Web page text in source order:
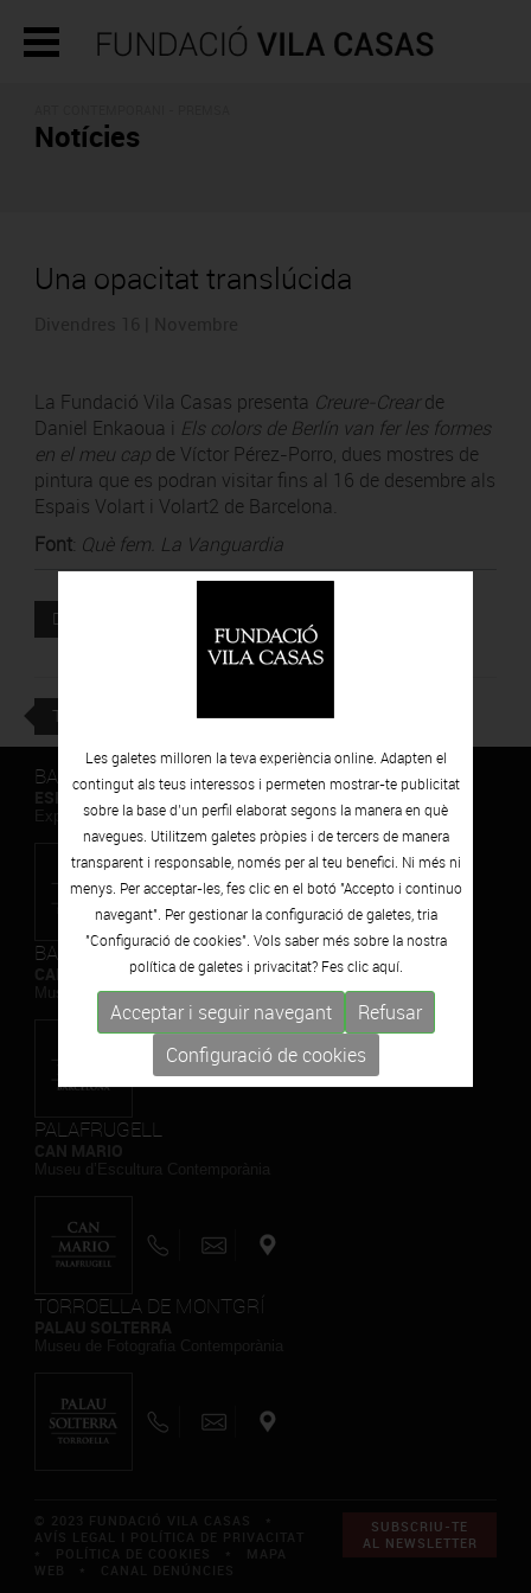
Notícies
Una opacitat translúcida
La Fundació Vila Casas presenta Creure-Crear de
Daniel Enkaoua i Els colors de Berlín van fer les formes
en el meu capde Víctor Pérez-Porro, dues mostres de
pintura que es podran visitar fins al 16 de desembre als
Espais Volart i Volart2 de Barcelona.
Font: Què fem. La Vanguardia
DESCARREGAR Document adjunt
TORNAR
BARCELONA
ESPAIS VOLART
Exposicions Temporals d'Art Contemporani
BARCELONA
CAN FRAMIS
Museu de Pintura Contemporània
PALAFRUGELL
TORROELLA DE MONTGRÍ
SUBSCRIU-TE
AL NEWSLETTER
Les galetes milloren la teva experiència online. Adapten el
contingut als teus interessos i permeten mostrar-te publicitat
sobre la base d’un perfil elaborat segons la manera en què
navegues. Utilitzem galetes pròpies i de tercers de manera
transparent i responsable, només per al teu benefici. Ni més ni
menys. Per acceptar-les, fes clic en el botó "Accepto i continuo
navegant". Per gestionar la configuració de galetes, tria
"Configuració de cookies". Vols saber més sobre la nostra
política de galetes i privacitat? Fes clicaquí.
Acceptar i seguir navegant
Refusar
Configuració de cookies